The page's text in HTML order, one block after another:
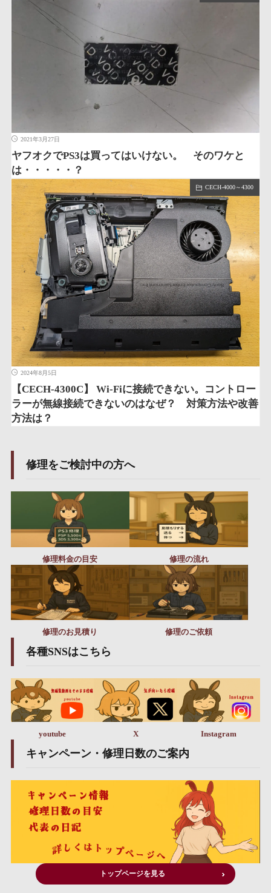
2021年3月27日
ヤフオクでPS3は買ってはいけない。 そのワケと
は・・・・・？
CECH-4000～4300
2024年8月5日
【CECH-4300C】 Wi-Fiに接続できない。コントロー
ラーが無線接続できないのはなぜ？ 対策方法や改善
方法は？
修理をご検討中の方へ
修理料金の目安 修理の流れ
修理のお見積り 修理のご依頼
各種SNSはこちら
youtube X Instagram
キャンペーン・修理日数のご案内
トップページを見る